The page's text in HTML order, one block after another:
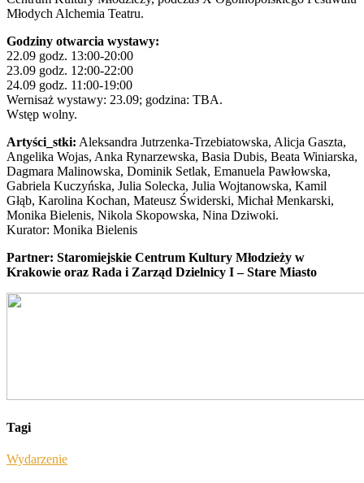
Młodych Alchemia Teatru.
Godziny otwarcia wystawy:
22.09 godz. 13:00-20:00
23.09 godz. 12:00-22:00
24.09 godz. 11:00-19:00
Wernisaż wystawy: 23.09; godzina: TBA.
Wstęp wolny.
Artyści_stki: Aleksandra Jutrzenka-Trzebiatowska, Alicja Gaszta,
Angelika Wojas, Anka Rynarzewska, Basia Dubis, Beata Winiarska,
Dagmara Malinowska, Dominik Setlak, Emanuela Pawłowska,
Gabriela Kuczyńska, Julia Solecka, Julia Wojtanowska, Kamil
Głąb, Karolina Kochan, Mateusz Świderski, Michał Menkarski,
Monika Bielenis, Nikola Skopowska, Nina Dziwoki.
Kurator: Monika Bielenis
Partner: Staromiejskie Centrum Kultury Młodzieży w
Krakowie oraz Rada i Zarząd Dzielnicy I – Stare Miasto
Tagi
Wydarzenie